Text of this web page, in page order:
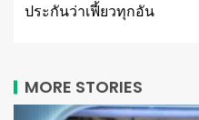
ประกันว่าเฟี้ยวทุกอัน
MORE STORIES